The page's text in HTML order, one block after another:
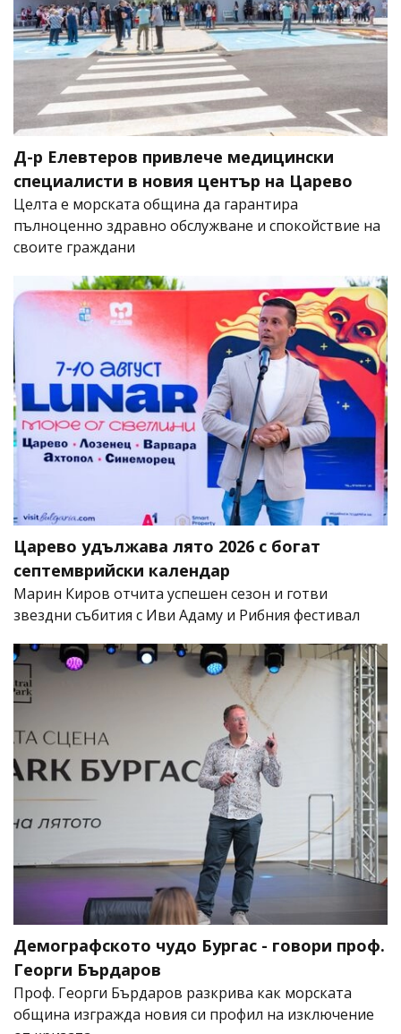
Д-р Елевтеров привлече медицински
специалисти в новия център на Царево
Целта е морската община да гарантира
пълноценно здравно обслужване и спокойствие на
своите граждани
Царево удължава лято 2026 с богат
септемврийски календар
Марин Киров отчита успешен сезон и готви
звездни събития с Иви Адаму и Рибния фестивал
Демографското чудо Бургас - говори проф.
Георги Бърдаров
Проф. Георги Бърдаров разкрива как морската
община изгражда новия си профил на изключение